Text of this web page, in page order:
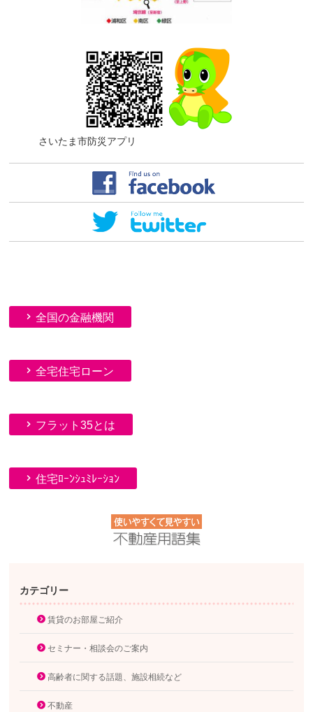
さいたま市防災アプリ
全国の金融機関
全宅住宅ローン
フラット35とは
住宅ﾛｰﾝｼｭﾐﾚｰｼｮﾝ
カテゴリー
賃貸のお部屋ご紹介
セミナー・相談会のご案内
高齢者に関する話題、施設相続など
不動産